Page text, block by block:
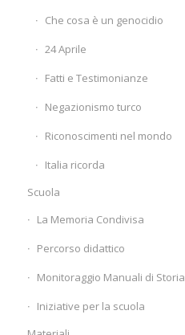
Che cosa è un genocidio
24 Aprile
Fatti e Testimonianze
Negazionismo turco
Riconoscimenti nel mondo
Italia ricorda
Scuola
La Memoria Condivisa
Percorso didattico
Monitoraggio Manuali di Storia
Iniziative per la scuola